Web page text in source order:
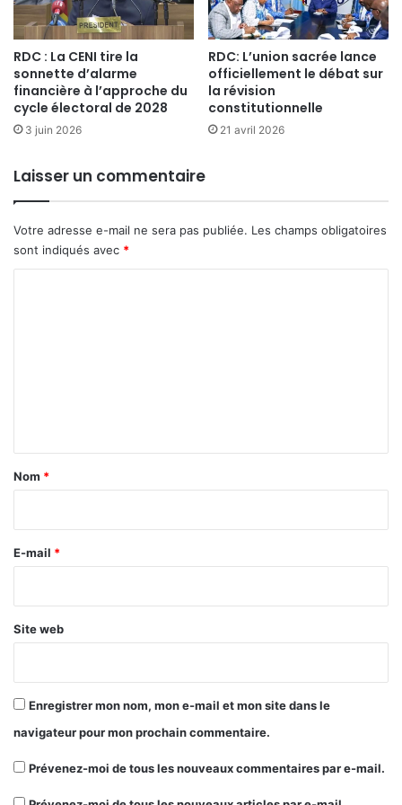
s
t
e
s
d
a
s
'
E
s
t
e
m
o
n
d
i
a
l
0
RDC : La CENI tire la
sonnette d’alarme
financière à l’approche du
cycle électoral de 2028
3 juin 2026
RDC: L’union sacrée lance
officiellement le débat sur
la révision
constitutionnelle
21 avril 2026
Laisser un commentaire
Votre adresse e-mail ne sera pas publiée. Les champs obligatoires
sont indiqués avec *
a
e
Nom *
E-mail *
Site web
Enregistrer mon nom, mon e-mail et mon site dans le
navigateur pour mon prochain commentaire.
Prévenez-moi de tous les nouveaux commentaires par e-mail.